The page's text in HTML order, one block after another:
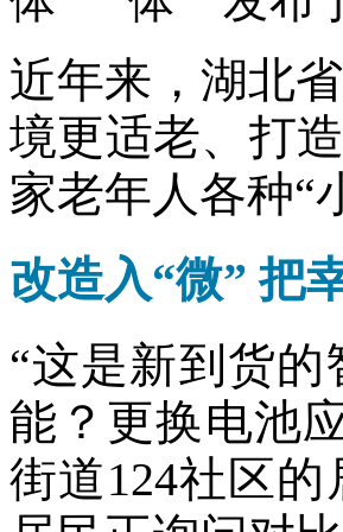
近年来，湖北
境更适老、打
家老年人各种“
改造入“微” 把
“这是新到货
能？更换电池
街道124社区